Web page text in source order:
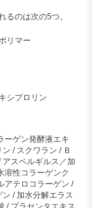
るのは次の5つ。
リマー
シプロリン
ーゲン発酵液エキ
/ スクワラン / Ｂ
アスペルギルス／加
溶性コラーゲンク
アテロコラーゲン /
/ 加水分解エラス
/ プラセンタエキス